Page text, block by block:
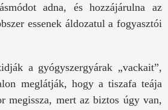
adna, és hozzájárulna az
essenek áldozatul a fogyasztói
a gyógyszergyárak „vackait”,
meglátják, hogy a tiszafa teája
megissza, mert az biztos úgy van,